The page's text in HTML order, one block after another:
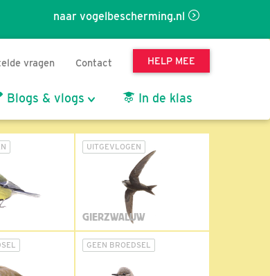
naar vogelbescherming.nl
vragen Contact HELP MEE
Blogs & vlogs In de klas
UITGEVLOGEN
GIERZWALUW
GEEN BROEDSEL